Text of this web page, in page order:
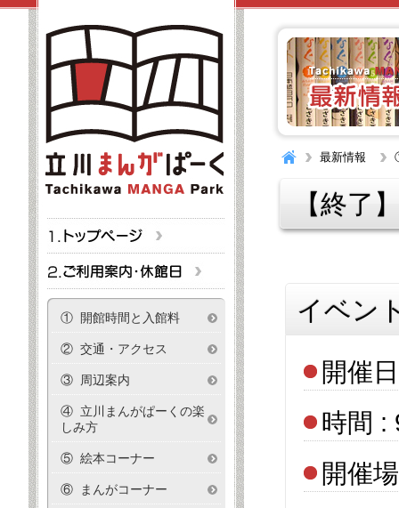
最新情報
【終了
イベン
開催
時間 :
開催
① 開館時間と入館料
② 交通・アクセス
③ 周辺案内
④ 立川まんがぱーくの楽
しみ方
⑤ 絵本コーナー
⑥ まんがコーナー